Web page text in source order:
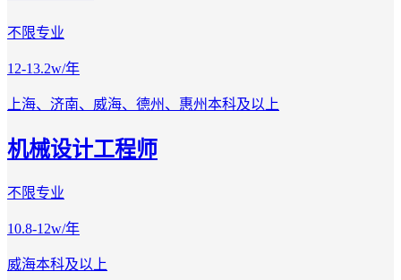
不限专业
12-13.2w/年
上海、济南、威海、德州、惠州本科及以上
机械设计工程师
不限专业
10.8-12w/年
威海本科及以上